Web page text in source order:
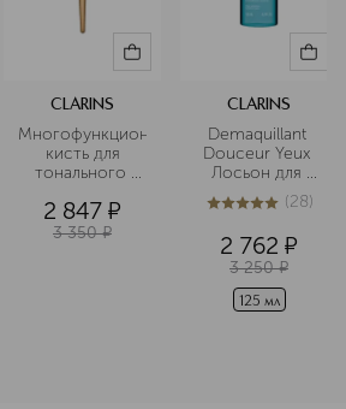
CLARINS
Многофункциональная
кисть для
тонального
2 847 ¤
3 350 ¤
CLARINS
Demaquillant
Douceur Yeux
Лосьон для
снятия макияжа
с
глаз
5из 528 (28)
2 762 ¤
3 250 ¤
125 мл